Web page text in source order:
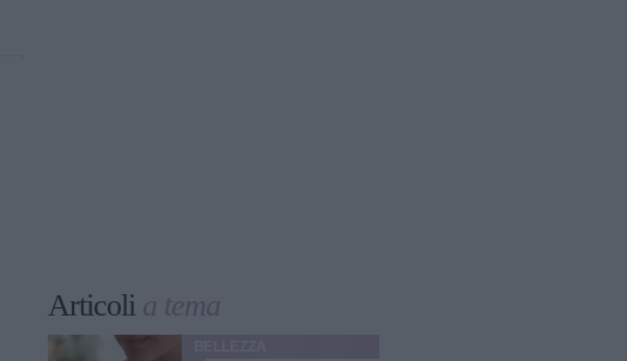
Articoli a tema